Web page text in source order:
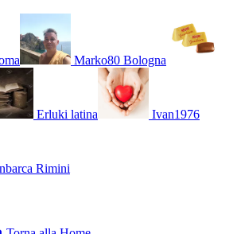
Marko80 Bologna
Erluki latina Ivan1976
Rimini